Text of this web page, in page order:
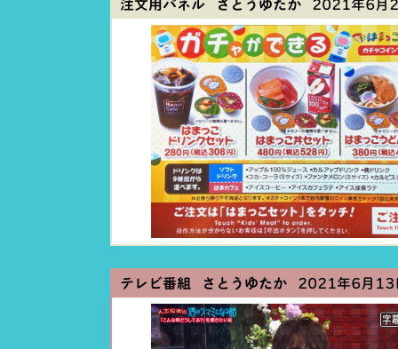
注文用パネル さとうゆたか2021年6月
テレビ番組 さとうゆたか2021年6月13